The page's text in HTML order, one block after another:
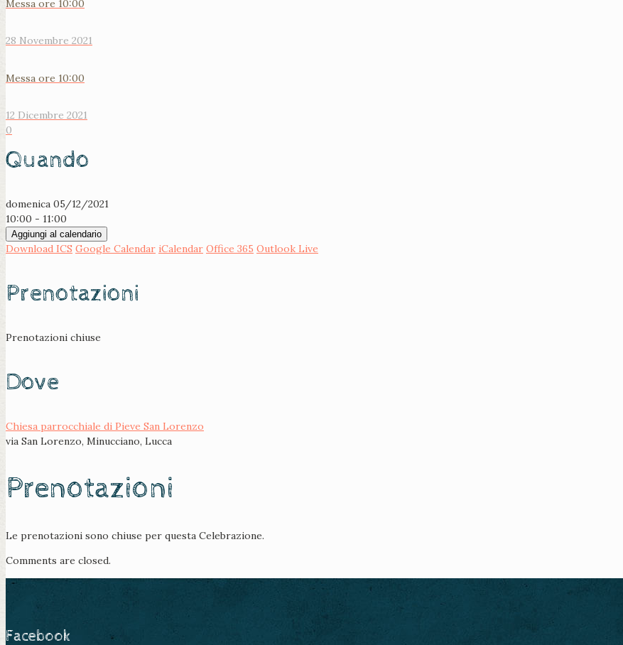
Messa ore 10:00
28 Novembre 2021
Messa ore 10:00
12 Dicembre 2021
0
Quando
domenica 05/12/2021
10:00 - 11:00
Aggiungi al calendario
Download ICS Google Calendar iCalendar Office 365 Outlook Live
Prenotazioni
Prenotazioni chiuse
Dove
Chiesa parrocchiale di Pieve San Lorenzo
via San Lorenzo, Minucciano, Lucca
Prenotazioni
Le prenotazioni sono chiuse per questa Celebrazione.
Comments are closed.
Facebook